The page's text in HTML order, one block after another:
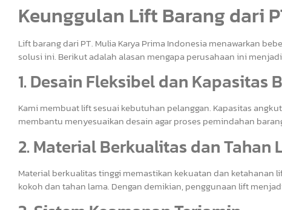
Keunggulan Lift Barang dari
Lift barang dari PT. Mulia Karya Prima Indonesia menawarkan
solusi ini. Berikut adalah alasan mengapa perusahaan ini
1. Desain Fleksibel dan Kapasitas
Kami membuat lift sesuai kebutuhan pelanggan. Kapasitas
membantu menyesuaikan desain agar proses pemindahan
2. Material Berkualitas dan Tahan
Material berkualitas tinggi memastikan kekuatan dan
kokoh dan tahan lama. Dengan demikian, penggunaan lift